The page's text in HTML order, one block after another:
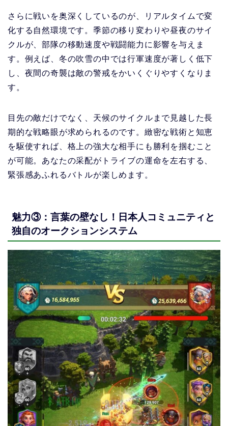
さらに戦いを奥深くしているのが、リアルタイムで変
化する自然環境です。季節の移り変わりや昼夜のサイ
クルが、部隊の移動速度や戦闘能力に影響を与えま
す。例えば、冬の吹雪の中では行軍速度が著しく低下
し、夜間の奇襲は敵の警戒をかいくぐりやすくなりま
す。
目先の敵だけでなく、天候のサイクルまで見越した長
期的な戦略眼が求められるのです。緻密な戦術と知恵
を駆使すれば、格上の強大な相手にも勝利を掴むこと
が可能。あなたの采配がトライブの運命を左右する、
緊張感あふれるバトルが楽しめます。
魅力③：言葉の壁なし！日本人コミュニティと
独自のオークションシステム